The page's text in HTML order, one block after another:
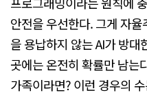
안전을 우선한다. 그게 자
을 용납하지 않는 AI가 방
곳에는 온전히 확률만 남는
가족이라면? 이런 경우의